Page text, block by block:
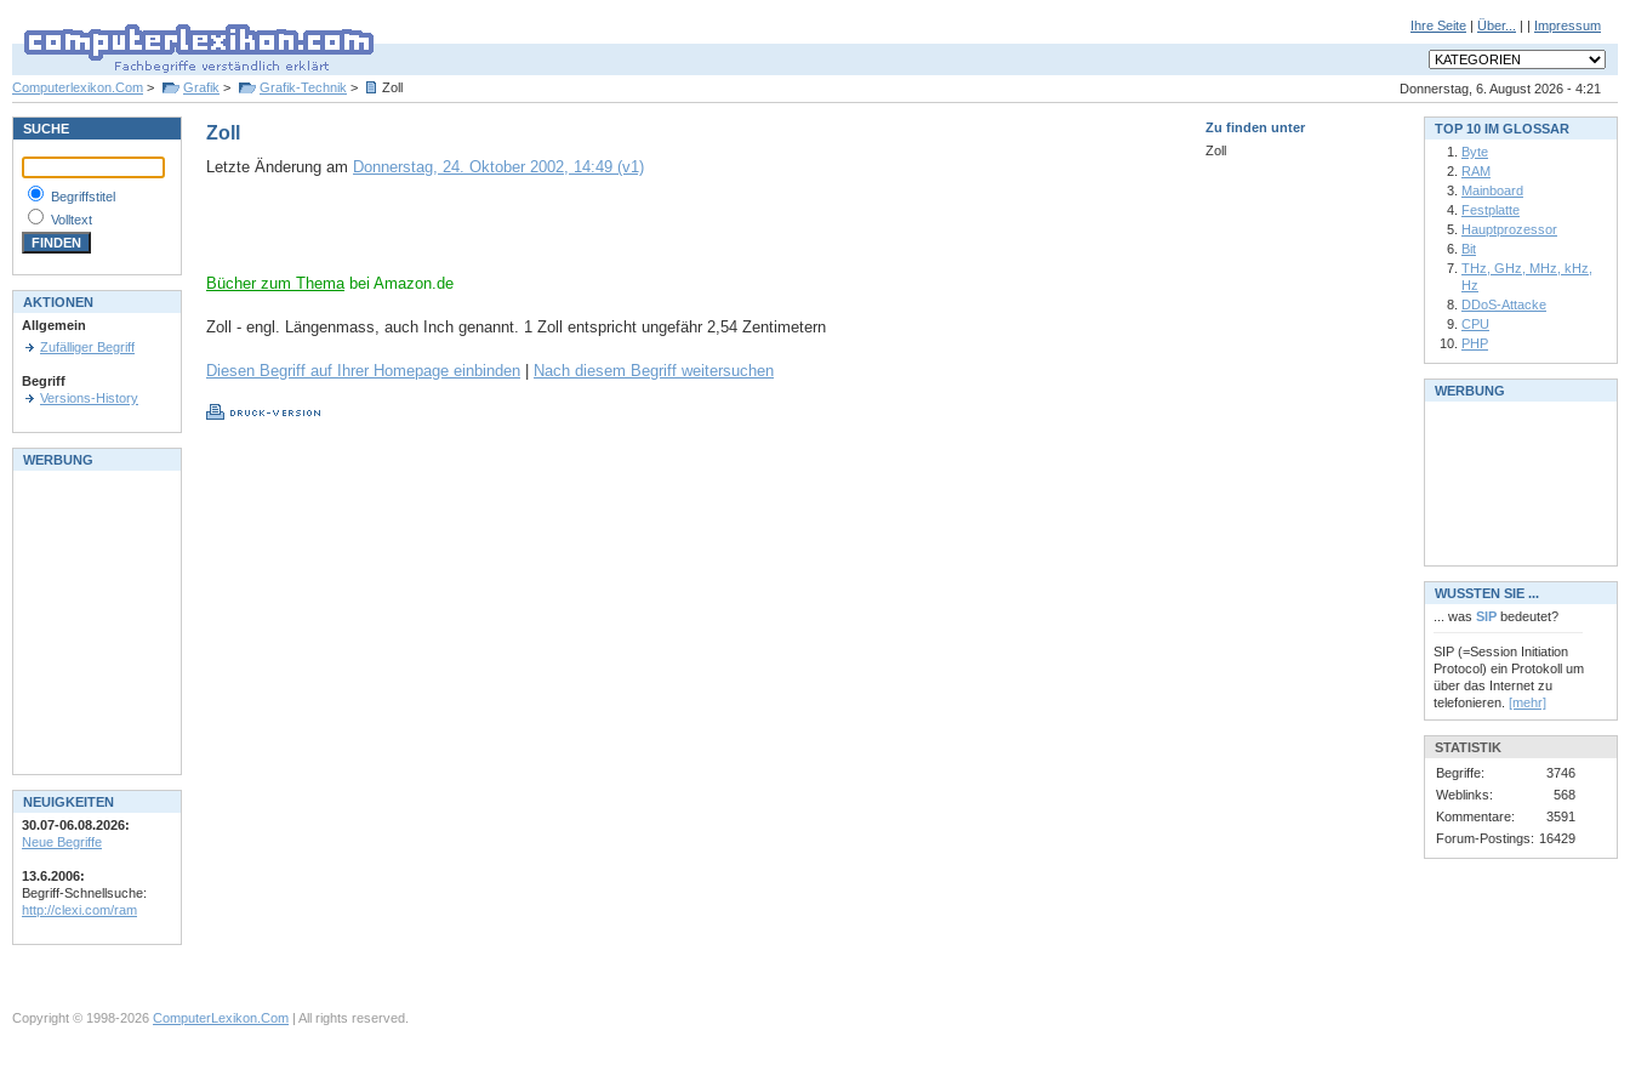
Ihre Seite | Über... | | Impressum
Donnerstag, 6. August 2026 - 4:21
Computerlexikon.Com > Grafik > Grafik-Technik > Zoll
Zu finden unter
Zoll
Zoll
Letzte Änderung am Donnerstag, 24. Oktober 2002, 14:49 (v1)
Bücher zum Themabei Amazon.de
Zoll - engl. Längenmass, auch Inch genannt. 1 Zoll entspricht ungefähr 2,54 Zentimetern
Diesen Begriff auf Ihrer Homepage einbinden Nach diesem Begriff weitersuchen
SUCHE
Begriffstitel
Volltext
AKTIONEN
Allgemein
Zufälliger Begriff
Begriff
Versions-History
WERBUNG
NEUIGKEITEN
30.07-06.08.2026:
Neue Begriffe
13.6.2006:
Begriff-Schnellsuche:
http://clexi.com/ram
TOP 10 IM GLOSSAR
Byte
RAM
Mainboard
Festplatte
Hauptprozessor
Bit
THz, GHz, MHz, kHz,
Hz
DDoS-Attacke
CPU
PHP
WERBUNG
WUSSTEN SIE ...
... was SIP bedeutet?
SIP (=Session Initiation
Protocol) ein Protokoll um
über das Internet zu
telefonieren. [mehr]
STATISTIK
Begriffe:
3746
Weblinks:
568
Kommentare:
3591
Forum-Postings: 16429
Copyright © 1998-2026 ComputerLexikon.Com | All rights reserved.